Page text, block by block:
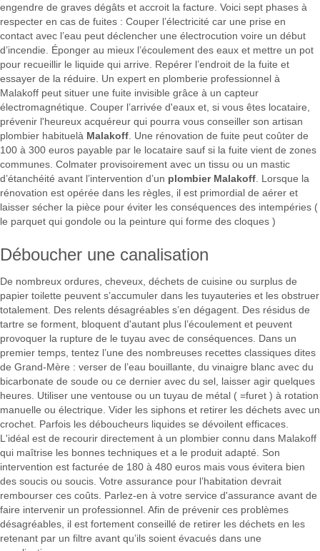
engendre de graves dégâts et accroit la facture. Voici sept phases à
respecter en cas de fuites : Couper l’électricité car une prise en
contact avec l’eau peut déclencher une électrocution voire un début
d’incendie. Éponger au mieux l’écoulement des eaux et mettre un pot
pour recueillir le liquide qui arrive. Repérer l’endroit de la fuite et
essayer de la réduire. Un expert en plomberie professionnel à
Malakoff peut situer une fuite invisible grâce à un capteur
électromagnétique. Couper l’arrivée d'eaux et, si vous êtes locataire,
prévenir l'heureux acquéreur qui pourra vous conseiller son artisan
plombier habituelà Malakoff. Une rénovation de fuite peut coûter de
100 à 300 euros payable par le locataire sauf si la fuite vient de zones
communes. Colmater provisoirement avec un tissu ou un mastic
d’étanchéité avant l’intervention d’un plombier Malakoff. Lorsque la
rénovation est opérée dans les règles, il est primordial de aérer et
laisser sécher la pièce pour éviter les conséquences des intempéries (
le parquet qui gondole ou la peinture qui forme des cloques )
Déboucher une canalisation
De nombreux ordures, cheveux, déchets de cuisine ou surplus de
papier toilette peuvent s’accumuler dans les tuyauteries et les obstruer
totalement. Des relents désagréables s’en dégagent. Des résidus de
tartre se forment, bloquent d'autant plus l’écoulement et peuvent
provoquer la rupture de le tuyau avec de conséquences. Dans un
premier temps, tentez l’une des nombreuses recettes classiques dites
de Grand-Mère : verser de l’eau bouillante, du vinaigre blanc avec du
bicarbonate de soude ou ce dernier avec du sel, laisser agir quelques
heures. Utiliser une ventouse ou un tuyau de métal ( =furet ) à rotation
manuelle ou électrique. Vider les siphons et retirer les déchets avec un
crochet. Parfois les déboucheurs liquides se dévoilent efficaces.
L'idéal est de recourir directement à un plombier connu dans Malakoff
qui maîtrise les bonnes techniques et a le produit adapté. Son
intervention est facturée de 180 à 480 euros mais vous évitera bien
des soucis ou soucis. Votre assurance pour l’habitation devrait
rembourser ces coûts. Parlez-en à votre service d'assurance avant de
faire intervenir un professionnel. Afin de prévenir ces problèmes
désagréables, il est fortement conseillé de retirer les déchets en les
retenant par un filtre avant qu’ils soient évacués dans une